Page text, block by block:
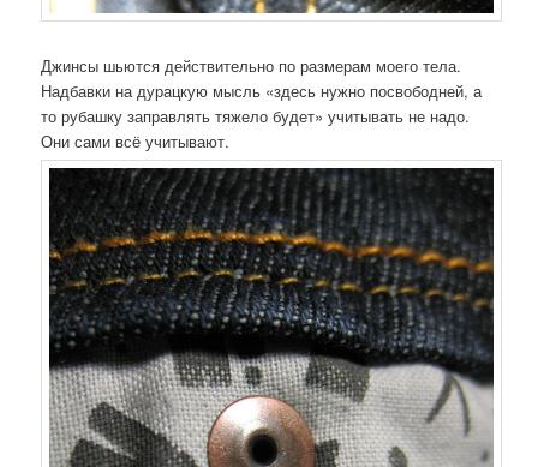
Джинсы шьются действительно по размерам моего тела.
Надбавки на дурацкую мысль «здесь нужно посвободней, а
то рубашку заправлять тяжело будет» учитывать не надо.
Они сами всё учитывают.